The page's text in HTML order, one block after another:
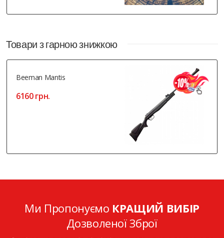
Товари з гарною знижкою
Beeman Mantis
6160 грн.
Ми Пропонуємо КРАЩИЙ ВИБІР
Дозволеної Зброї